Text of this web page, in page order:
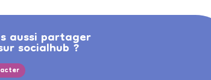
aussi partager
socialhub ?